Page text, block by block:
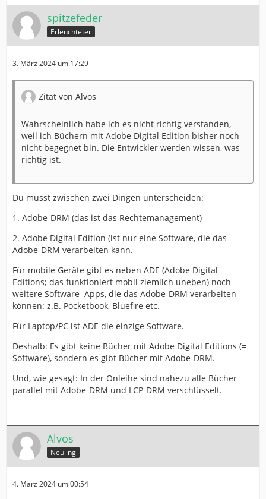
spitzefeder
Erleuchteter
3. März 2024 um 17:29
Zitat von Alvos
Wahrscheinlich habe ich es nicht richtig verstanden,
weil ich Büchern mit Adobe Digital Edition bisher noch
nicht begegnet bin. Die Entwickler werden wissen, was
richtig ist.
Du musst zwischen zwei Dingen unterscheiden:
1. Adobe-DRM (das ist das Rechtemanagement)
2. Adobe Digital Edition (ist nur eine Software, die das
Adobe-DRM verarbeiten kann.
Für mobile Geräte gibt es neben ADE (Adobe Digital
Editions; das funktioniert mobil ziemlich uneben) noch
weitere Software=Apps, die das Adobe-DRM verarbeiten
können: z.B. Pocketbook, Bluefire etc.
Für Laptop/PC ist ADE die einzige Software.
Deshalb: Es gibt keine Bücher mit Adobe Digital Editions (=
Software), sondern es gibt Bücher mit Adobe-DRM.
Und, wie gesagt: In der Onleihe sind nahezu alle Bücher
parallel mit Adobe-DRM und LCP-DRM verschlüsselt.
Alvos
Neuling
4. März 2024 um 00:54